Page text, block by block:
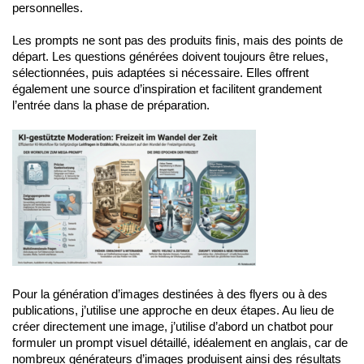
personnelles.
Les prompts ne sont pas des produits finis, mais des points de
départ. Les questions générées doivent toujours être relues,
sélectionnées, puis adaptées si nécessaire. Elles offrent
également une source d’inspiration et facilitent grandement
l’entrée dans la phase de préparation.
Pour la génération d’images destinées à des flyers ou à des
publications, j’utilise une approche en deux étapes. Au lieu de
créer directement une image, j’utilise d’abord un chatbot pour
formuler un prompt visuel détaillé, idéalement en anglais, car de
nombreux générateurs d’images produisent ainsi des résultats